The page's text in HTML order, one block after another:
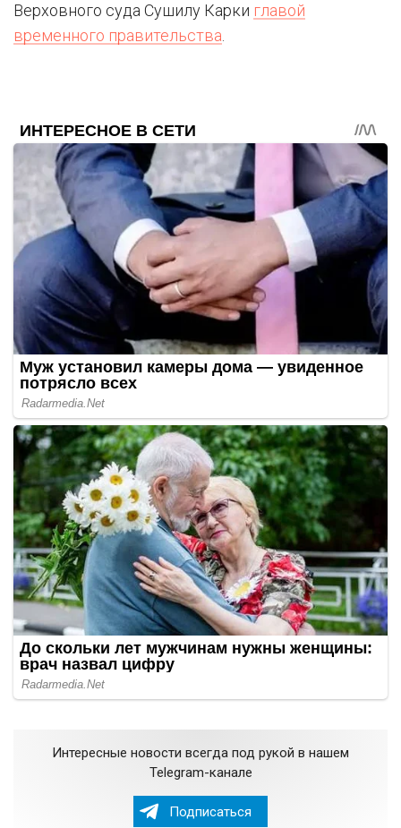
Верховного суда Сушилу Карки главой
временного правительства
Интересные новости всегда под рукой в нашем
Telegram-канале
Подписаться